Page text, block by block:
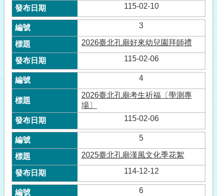
115-02-10
3
2026臺北孔廟好來幼兒園拜師禮
115-02-06
4
2026臺北孔廟考生祈福〔學測專
場〕
115-02-06
5
2025臺北孔廟漢風文化季花絮
114-12-12
6